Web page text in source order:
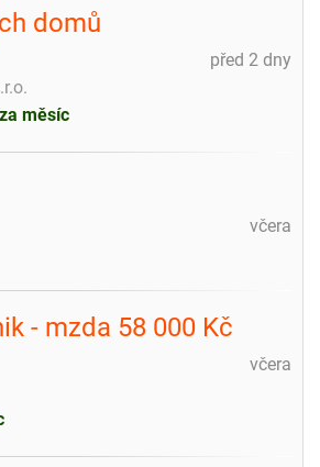
domů
před 2 dny
měsíc
včera
- mzda 58 000 Kč
včera